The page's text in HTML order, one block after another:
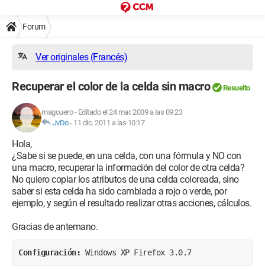
Forum
Ver originales (Francés)
Recuperar el color de la celda sin macro Resuelto
magouero- Editado el 24 mar. 2009 a las 09:23
JvDo- 11 dic. 2011 a las 10:17
Hola,
¿Sabe si se puede, en una celda, con una fórmula y NO con
una macro, recuperar la información del color de otra celda?
No quiero copiar los atributos de una celda coloreada, sino
saber si esta celda ha sido cambiada a rojo o verde, por
ejemplo, y según el resultado realizar otras acciones, cálculos.
Gracias de antemano.
Configuración: Windows XP Firefox 3.0.7